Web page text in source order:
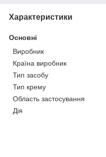
Характеристики
Основні
Виробник
Країна виробник
Тип засобу
Тип крему
Область застосування
Дія